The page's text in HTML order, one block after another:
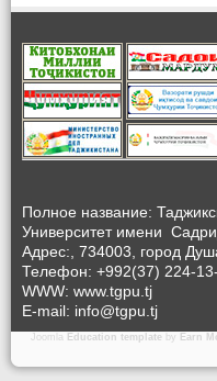
Полное название:
Университет имени
Адрес:, 734003, город
Телефон: +992(37) 224-
WWW: www.tgpu.tj
E-mail: info@tgpu.tj
Joomla Education template by Earn